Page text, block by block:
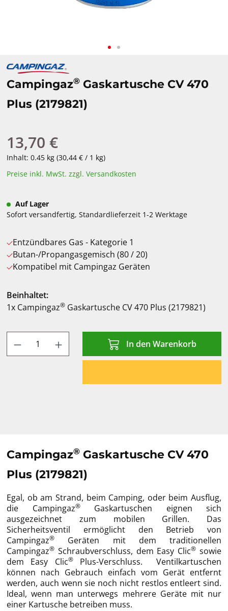
Campingaz® Gaskartusche CV 470
Plus (2179821)
Regulärer Preis:
13,70 €
Inhalt: 0.45 kg (30,44 € / 1 kg)
Preise inkl. MwSt. zzgl. Versandkosten
Auf Lager
Sofort versandfertig, Standardlieferzeit 1-2 Werktage
Entzündbares Gas - Kategorie 1
Butan-/Propangasgemisch (80 / 20)
Kompatibel mit Campingaz Geräten
Beinhaltet:
1x Campingaz® Gaskartusche CV 470 Plus (2179821)
Produkt Anzahl: Gib den gewünschten
In den Warenkorb
Campingaz® Gaskartusche CV 470
Plus (2179821)
Egal, ob am Strand, beim Camping, oder beim Ausflug,
die Campingaz®Gaskartuschen eignen sich
ausgezeichnet zum mobilen Grillen. Das
Sicherheitsventil ermöglicht den Betrieb von
Campingaz®
Geräten mit dem traditionellen
Campingaz® Schraubverschluss, dem Easy Clic® sowie
dem Easy Clic®Plus-Verschluss. Ventilkartuschen
können nach Gebrauch einfach vom Gerät entfernt
werden, auch wenn sie noch nicht restlos entleert sind.
Ideal, wenn man unterwegs mehrere Geräte mit nur
einer Kartusche betreiben muss.